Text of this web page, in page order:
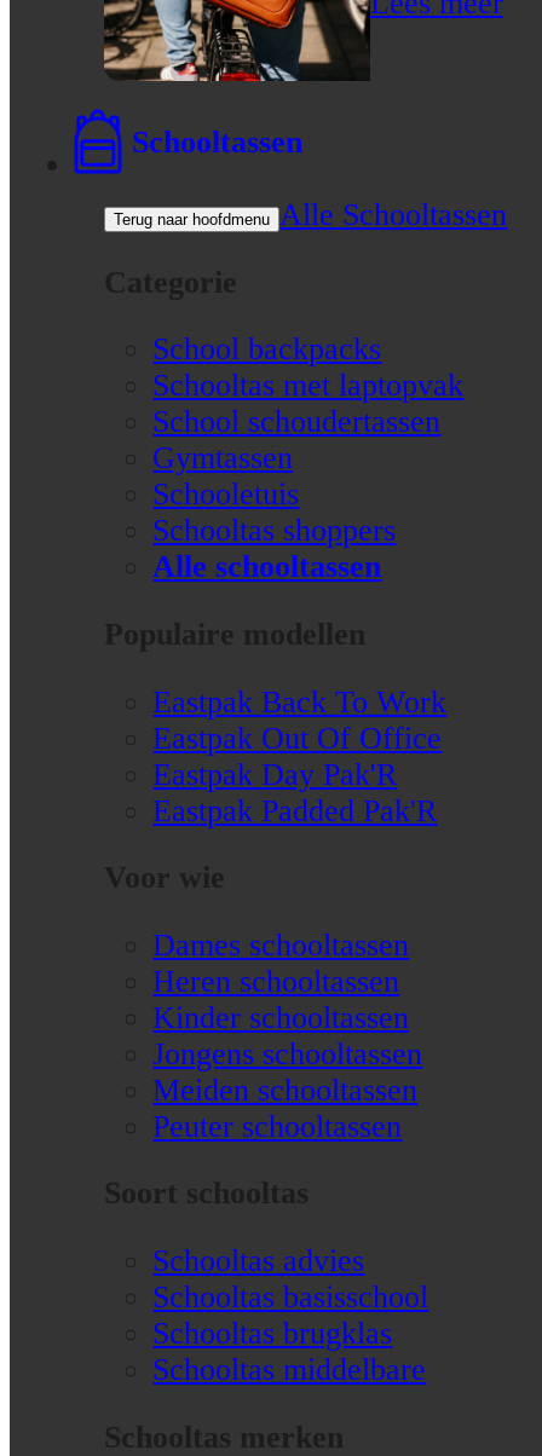
Schooltassen
Terug naar hoofdmenu Alle Schooltassen
Categorie
School backpacks
Schooltas met laptopvak
School schoudertassen
Gymtassen
Schooletuis
Schooltas shoppers
Alle schooltassen
Populaire modellen
Eastpak Back To Work
Eastpak Out Of Office
Eastpak Day Pak'R
Eastpak Padded Pak'R
Voor wie
Dames schooltassen
Heren schooltassen
Kinder schooltassen
Jongens schooltassen
Meiden schooltassen
Peuter schooltassen
Soort schooltas
Schooltas advies
Schooltas basisschool
Schooltas brugklas
Schooltas middelbare
Schooltas merken